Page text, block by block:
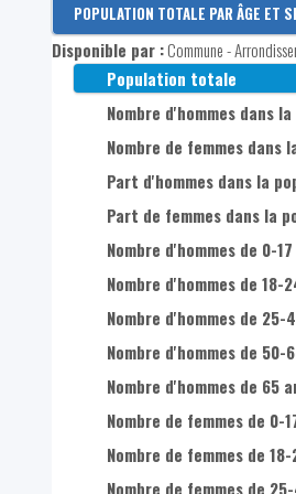
Disponible par :Commune -
Age moyen de la
POPULATION TOTALE PAR ÂGE ET
Disponible par :Commune -
Population totale
Nombre d'hommes dans
Nombre de femmes dans
Part d'hommes dans la
Part de femmes dans la
Nombre d'hommes de 0-
Nombre d'hommes de 18-
Nombre d'hommes de
Nombre d'hommes de
Nombre d'hommes de 65
Nombre de femmes de 0-
Nombre de femmes de
Nombre de femmes de